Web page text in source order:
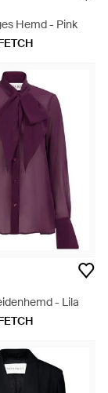
Hemd - Pink
- Lila